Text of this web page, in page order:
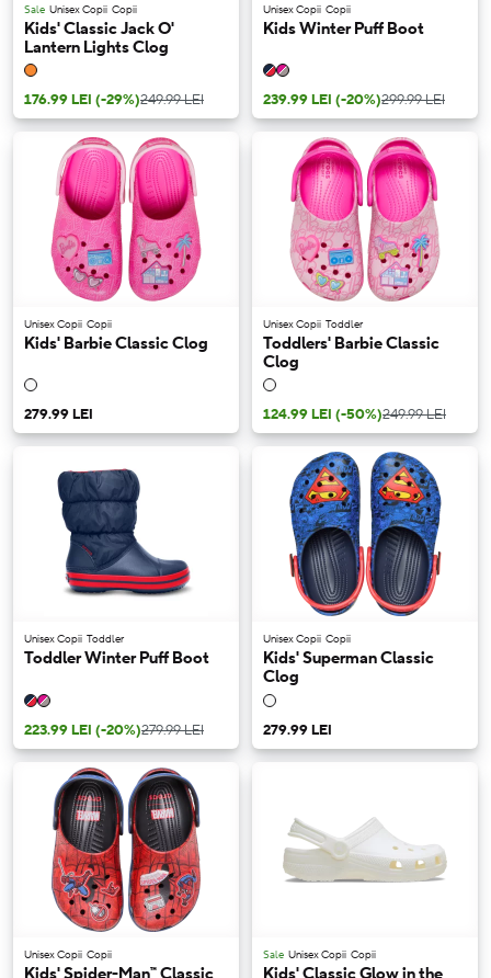
Sale Unisex Copii Copii
Kids' Classic Jack O'
Lantern Lights Clog
176.99 LEI (-29%)249.99 LEI
Unisex Copii Copii
Kids Winter Puff Boot
239.99 LEI (-20%)299.99 LEI
Unisex Copii Copii
Kids' Barbie Classic Clog
279.99 LEI
Unisex Copii Toddler
Toddlers' Barbie Classic
Clog
124.99 LEI (-50%)249.99 LEI
Unisex Copii Toddler
Toddler Winter Puff Boot
223.99 LEI (-20%)279.99 LEI
Unisex Copii Copii
Kids' Superman Classic
Clog
279.99 LEI
Unisex Copii Copii
Kids' Spider-Man™ Classic
Sale Unisex Copii Copii
Kids' Classic Glow in the